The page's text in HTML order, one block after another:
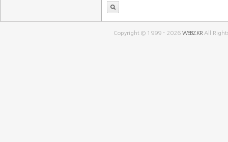
Copyright © 1999 - 2026WEBZ.KR All